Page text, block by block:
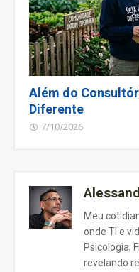
Além do
Diferente
7/10/2026
Meu
onde TI e
Psicologia,
revelando